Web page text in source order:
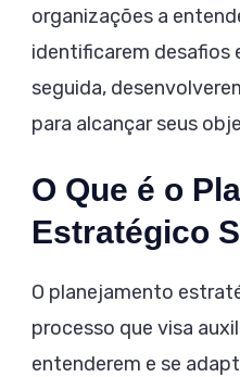
organizações a
identificarem desafios
seguida,
para alcançar seus
O Que é o
Estratégico
O planejamento
processo que visa
entenderem e se